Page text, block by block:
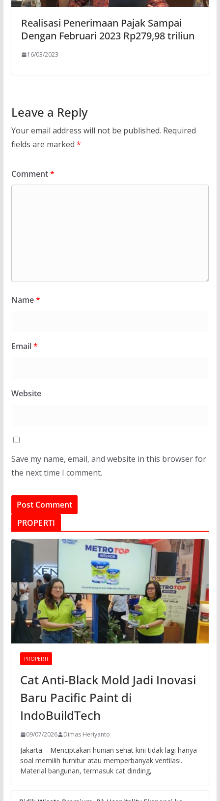
Realisasi Penerimaan Pajak Sampai
Dengan Februari 2023 Rp279,98 triliun
16/03/2023
Leave a Reply
Your email address will not be published. Required
fields are marked *
Comment*
Name*
Email*
Website
Save my name, email, and website in this browser for
the next time I comment.
PROPERTI
PROPERTI
Cat Anti-Black Mold Jadi Inovasi
Baru Pacific Paint di
IndoBuildTech
09/07/2026 Dimas Heriyanto
Jakarta – Menciptakan hunian sehat kini tidak lagi hanya
soal memilih furnitur atau memperbanyak ventilasi.
Material bangunan, termasuk cat dinding,